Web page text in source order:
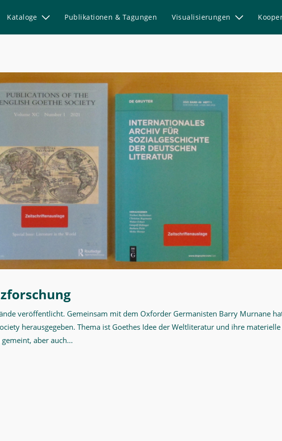
Kataloge Publikationen & Tagungen Visualisierungen
veröffentlicht. Gemeinsam mit dem Oxforder Germanisten Barry Murnane
herausgegeben. Thema ist Goethes Idee der Weltliteratur und ihre
aber auch...